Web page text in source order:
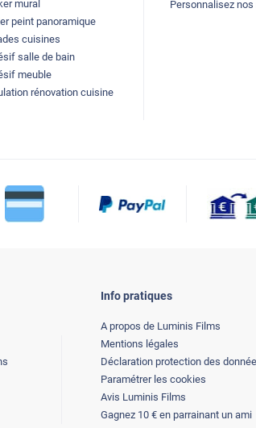
mural
peint panoramique
cuisines
salle de bain
meuble
rénovation cuisine
Personnalisez
Info pratiques
A propos de Luminis Films
Mentions légales
Déclaration protection des
Paramétrer les cookies
Avis Luminis Films
Gagnez 10 € en parrainant un ami